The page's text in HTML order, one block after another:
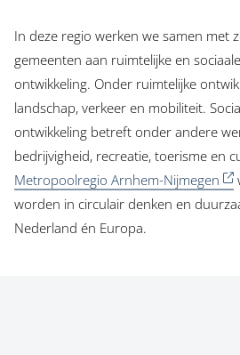
In deze regio werken we samen met
gemeenten aan ruimtelijke en
ontwikkeling. Onder ruimtelijke
landschap, verkeer en mobiliteit.
ontwikkeling betreft onder andere
bedrijvigheid, recreatie, toerisme en
Metropoolregio Arnhem-Nijmegen
worden in circulair denken en
Nederland én Europa.